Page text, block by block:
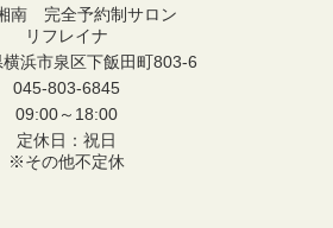
南 完全予約制サロン
リフレイナ
浜市泉区下飯田町803-6
045-803-6845
09:00～18:00
定休日：祝日
※その他不定休